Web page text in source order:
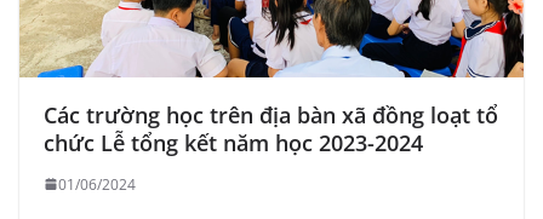
Các trường học trên địa bàn xã đồng loạt tổ
chức Lễ tổng kết năm học 2023-2024
01/06/2024